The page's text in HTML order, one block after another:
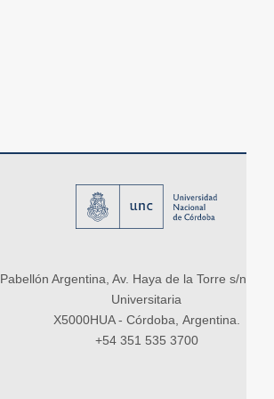
Pabellón Argentina, Av. Haya de la Torre s/n,
Universitaria
X5000HUA - Córdoba, Argentina.
+54 351 535 3700